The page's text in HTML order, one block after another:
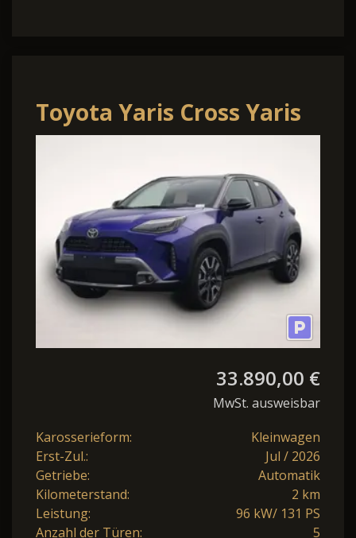
Toyota Yaris Cross Yaris
Cross 1.5-l 130PS HEV
Automatik Style Mat
33.890,00 €
MwSt. ausweisbar
Karosserieform:
Kleinwagen
Erst-Zul.:
Jul / 2026
Getriebe:
Automatik
Kilometerstand:
2 km
Leistung:
96 kW/ 131 PS
Anzahl der Türen:
5